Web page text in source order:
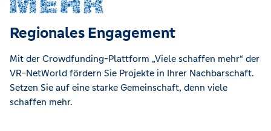
Regionales Engagement
Mit der Crowdfunding-Plattform „Viele schaffen mehr“ der
VR-NetWorld fördern Sie Projekte in Ihrer Nachbarschaft.
Setzen Sie auf eine starke Gemeinschaft, denn viele
schaffen mehr.